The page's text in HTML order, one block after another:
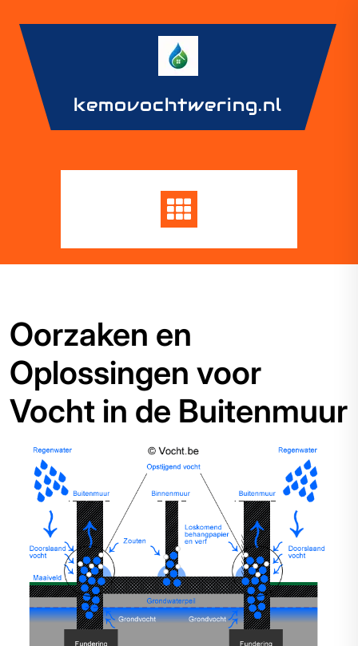
content
kemovochtwering.nl
Oorzaken en
Oplossingen voor
Vocht in de Buitenmuur